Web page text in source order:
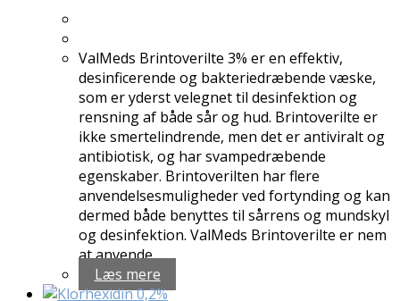
ValMeds Brintoverilte 3% er en effektiv,
desinficerende og bakteriedræbende væske,
som er yderst velegnet til desinfektion og
rensning af både sår og hud. Brintoverilte er
ikke smertelindrende, men det er antiviralt og
antibiotisk, og har svampedræbende
egenskaber. Brintoverilten har flere
anvendelsesmuligheder ved fortynding og kan
dermed både benyttes til sårrens og mundskyl
og desinfektion. ValMeds Brintoverilte er nem
at anvende…
Læs mere